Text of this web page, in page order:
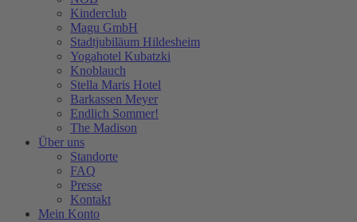
Kinderclub
Magu GmbH
Stadtjubiläum Hildesheim
Yogahotel Kubatzki
Knoblauch
Stella Maris Hotel
Barkassen Meyer
Endlich Sommer!
The Madison
Über uns
Standorte
FAQ
Presse
Kontakt
Mein Konto